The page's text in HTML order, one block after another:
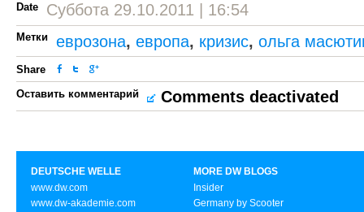
Date Суббота 29.10.2011 | 16:54
Метки еврозона, европа, кризис, ольга
Share
Оставить комментарий
Comments deactivated
DEUTSCHE WELLE
www.dw.com
www.dw-akademie.com
MORE DW BLOGS
Insider
Germany by Scooter